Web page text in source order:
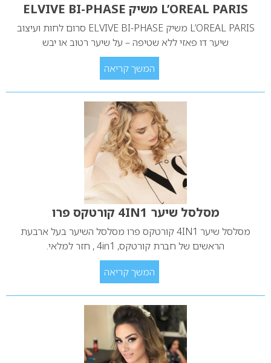
L’OREAL PARIS משיק ELVIVE BI-PHASE
L’OREAL PARIS משיק ELVIVE BI-PHASE סרום לחות ועיצוב
שיער דו פאזי ללא שטיפה – על שיער רטוב או יבש
המשך קריאה
מסלסל שיער 4IN1 קורטקס פרו
מסלסל שיער 4IN1 קורטקס פרו מסלסל השיער בעל ארבעת
הראשים של חברת קורטקס, 4in1 , חזר למלאי.
המשך קריאה